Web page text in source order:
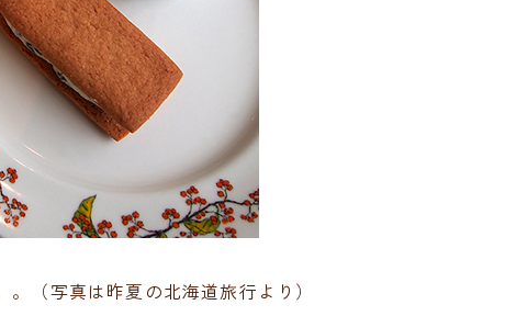
（写真は昨夏の北海道旅行より）